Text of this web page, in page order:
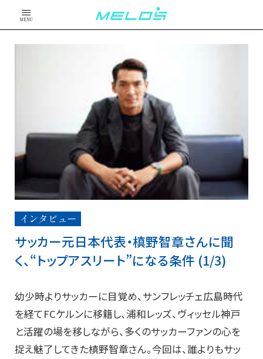
MENU
インタビュー
サッカー元日本代表・槙野智章さんに聞
く、“トップアスリート”になる条件 (1/3)
幼少時よりサッカーに目覚め、サンフレッチェ広島時代
を経てFCケルンに移籍し、浦和レッズ、ヴィッセル神戸
と活躍の場を移しながら、多くのサッカーファンの心を
捉え魅了してきた槙野智章さん。今回は、誰よりもサッ